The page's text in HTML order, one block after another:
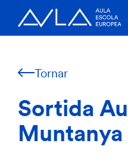
Tornar
Sortida
Muntanya